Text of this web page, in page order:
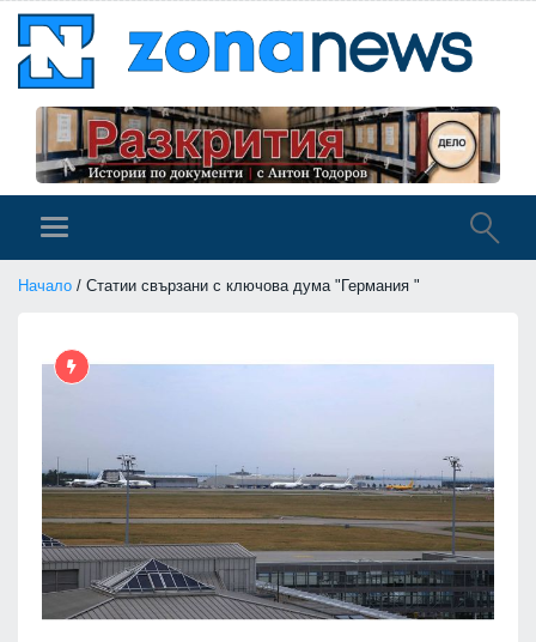
Начало / Статии свързани с ключова дума "Германия "